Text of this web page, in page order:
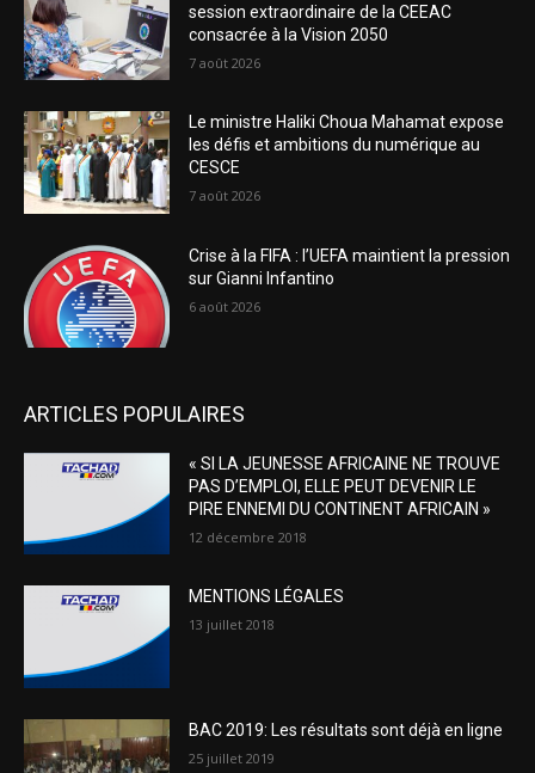
session extraordinaire de la CEEAC
consacrée à la Vision 2050
7 août 2026
Le ministre Haliki Choua Mahamat expose
les défis et ambitions du numérique au
CESCE
7 août 2026
Crise à la FIFA : l’UEFA maintient la pression
sur Gianni Infantino
6 août 2026
ARTICLES POPULAIRES
« SI LA JEUNESSE AFRICAINE NE TROUVE
PAS D’EMPLOI, ELLE PEUT DEVENIR LE
PIRE ENNEMI DU CONTINENT AFRICAIN »
12 décembre 2018
MENTIONS LÉGALES
13 juillet 2018
BAC 2019: Les résultats sont déjà en ligne
25 juillet 2019